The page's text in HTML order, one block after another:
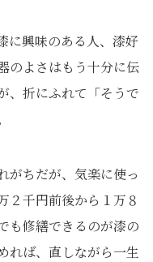
に興味のある人、漆好
のよさはもう十分に伝
、折にふれて「そうで
がちだが、気楽に使っ
２千円前後から１万８
も修繕できるのが漆の
れば、直しながら一生